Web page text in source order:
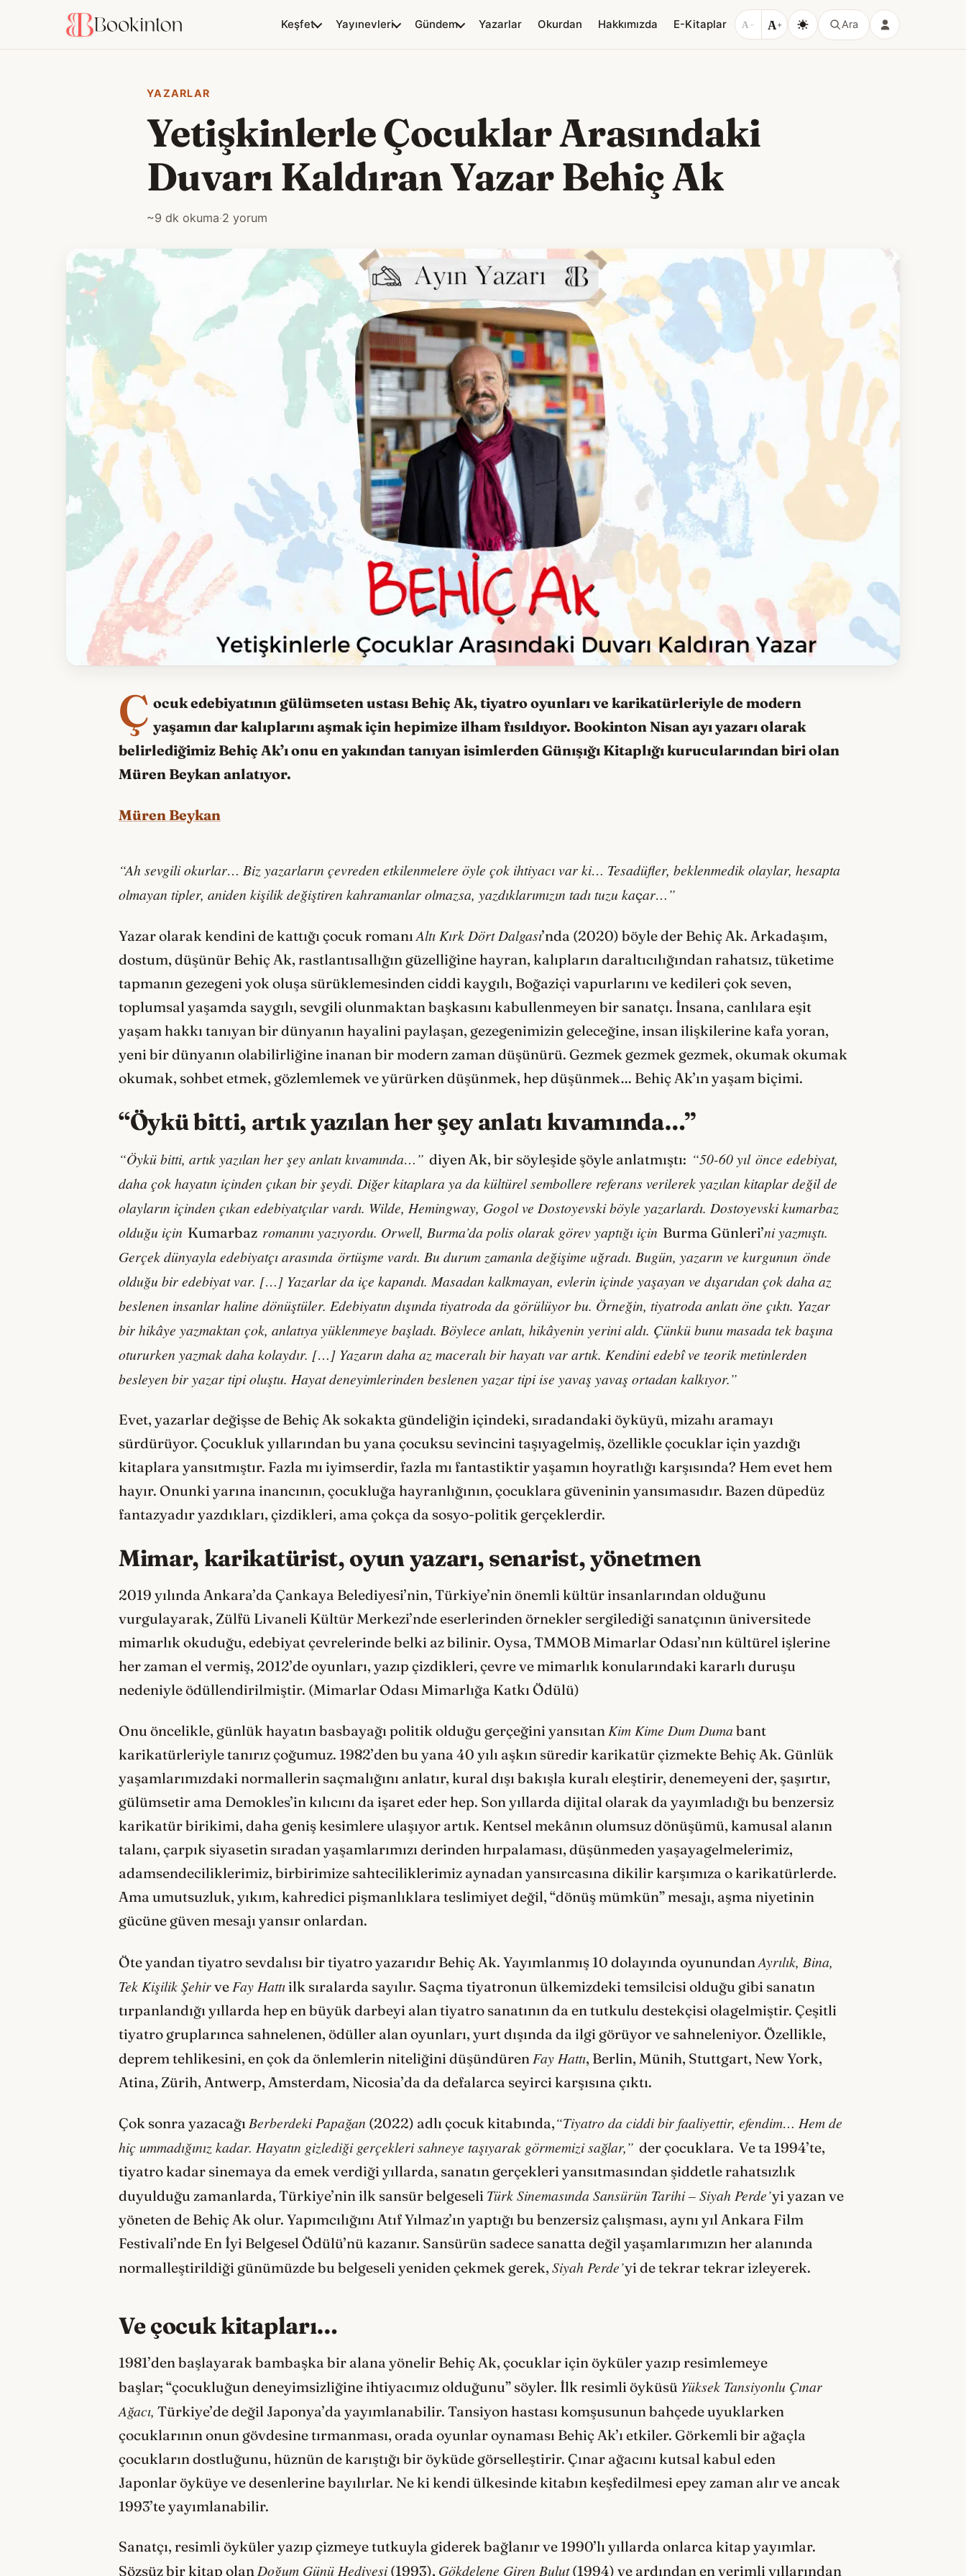
Keşfet Yayınevleri Gündem Yazarlar Okurdan Hakkımızda E-Kitaplar A − A+ Ara
YAZARLAR
Yetişkinlerle Çocuklar Arasındaki
Duvarı Kaldıran Yazar Behiç Ak
~9 dk okuma·2 yorum
Ç ocuk edebiyatının gülümseten ustası Behiç Ak, tiyatro oyunları ve karikatürleriyle de modern
yaşamın dar kalıplarını aşmak için hepimize ilham fısıldıyor. Bookinton Nisan ayı yazarı olarak
belirlediğimiz Behiç Ak’ı onu en yakından tanıyan isimlerden Günışığı Kitaplığı kurucularından biri olan
Müren Beykan anlatıyor.
Müren Beykan
“Ah sevgili okurlar… Biz yazarların çevreden etkilenmelere öyle çok ihtiyacı var ki… Tesadüfler, beklenmedik olaylar, hesapta
olmayan tipler, aniden kişilik değiştiren kahramanlar olmazsa, yazdıklarımızın tadı tuzu kaçar…”
Yazar olarak kendini de kattığı çocuk romanıAltı Kırk Dört Dalgası’nda (2020) böyle der Behiç Ak. Arkadaşım,
dostum, düşünür Behiç Ak, rastlantısallığın güzelliğine hayran, kalıpların daraltıcılığından rahatsız, tüketime
tapmanın gezegeni yok oluşa sürüklemesinden ciddi kaygılı, Boğaziçi vapurlarını ve kedileri çok seven,
toplumsal yaşamda saygılı, sevgili olunmaktan başkasını kabullenmeyen bir sanatçı. İnsana, canlılara eşit
yaşam hakkı tanıyan bir dünyanın hayalini paylaşan, gezegenimizin geleceğine, insan ilişkilerine kafa yoran,
yeni bir dünyanın olabilirliğine inanan bir modern zaman düşünürü. Gezmek gezmek gezmek, okumak okumak
okumak, sohbet etmek, gözlemlemek ve yürürken düşünmek, hep düşünmek… Behiç Ak’ın yaşam biçimi.
“Öykü bitti, artık yazılan her şey anlatı kıvamında…”
“Öykü bitti, artık yazılan her şey anlatı kıvamında…” diyen Ak, bir söyleşide şöyle anlatmıştı: “50-60 yıl önce edebiyat,
daha çok hayatın içinden çıkan bir şeydi. Diğer kitaplara ya da kültürel sembollere referans verilerek yazılan kitaplar değil de
olayların içinden çıkan edebiyatçılar vardı. Wilde, Hemingway, Gogol ve Dostoyevski böyle yazarlardı. Dostoyevski kumarbaz
olduğu için Kumarbaz romanını yazıyordu. Orwell, Burma’da polis olarak görev yaptığı için Burma Günleri’ni yazmıştı.
Gerçek dünyayla edebiyatçı arasında örtüşme vardı. Bu durum zamanla değişime uğradı. Bugün, yazarın ve kurgunun önde
olduğu bir edebiyat var. […] Yazarlar da içe kapandı. Masadan kalkmayan, evlerin içinde yaşayan ve dışarıdan çok daha az
beslenen insanlar haline dönüştüler. Edebiyatın dışında tiyatroda da görülüyor bu. Örneğin, tiyatroda anlatı öne çıktı. Yazar
bir hikâye yazmaktan çok, anlatıya yüklenmeye başladı. Böylece anlatı, hikâyenin yerini aldı. Çünkü bunu masada tek başına
otururken yazmak daha kolaydır. […] Yazarın daha az maceralı bir hayatı var artık. Kendini edebî ve teorik metinlerden
besleyen bir yazar tipi oluştu. Hayat deneyimlerinden beslenen yazar tipi ise yavaş yavaş ortadan kalkıyor.”
Evet, yazarlar değişse de Behiç Ak sokakta gündeliğin içindeki, sıradandaki öyküyü, mizahı aramayı
sürdürüyor. Çocukluk yıllarından bu yana çocuksu sevincini taşıyagelmiş, özellikle çocuklar için yazdığı
kitaplara yansıtmıştır. Fazla mı iyimserdir, fazla mı fantastiktir yaşamın hoyratlığı karşısında? Hem evet hem
hayır. Onunki yarına inancının, çocukluğa hayranlığının, çocuklara güveninin yansımasıdır. Bazen düpedüz
fantazyadır yazdıkları, çizdikleri, ama çokça da sosyo-politik gerçeklerdir.
Mimar, karikatürist, oyun yazarı, senarist, yönetmen
2019 yılında Ankara’da Çankaya Belediyesi’nin, Türkiye’nin önemli kültür insanlarından olduğunu
vurgulayarak, Zülfü Livaneli Kültür Merkezi’nde eserlerinden örnekler sergilediği sanatçının üniversitede
mimarlık okuduğu, edebiyat çevrelerinde belki az bilinir. Oysa, TMMOB Mimarlar Odası’nın kültürel işlerine
her zaman el vermiş, 2012’de oyunları, yazıp çizdikleri, çevre ve mimarlık konularındaki kararlı duruşu
nedeniyle ödüllendirilmiştir. (Mimarlar Odası Mimarlığa Katkı Ödülü)
Onu öncelikle, günlük hayatın basbayağı politik olduğu gerçeğini yansıtanKim Kime Dum Duma bant
karikatürleriyle tanırız çoğumuz. 1982’den bu yana 40 yılı aşkın süredir karikatür çizmekte Behiç Ak. Günlük
yaşamlarımızdaki normallerin saçmalığını anlatır, kural dışı bakışla kuralı eleştirir, denemeyeni der, şaşırtır,
gülümsetir ama Demokles’in kılıcını da işaret eder hep. Son yıllarda dijital olarak da yayımladığı bu benzersiz
karikatür birikimi, daha geniş kesimlere ulaşıyor artık. Kentsel mekânın olumsuz dönüşümü, kamusal alanın
talanı, çarpık siyasetin sıradan yaşamlarımızı derinden hırpalaması, düşünmeden yaşayagelmelerimiz,
adamsendeciliklerimiz, birbirimize sahteciliklerimiz aynadan yansırcasına dikilir karşımıza o karikatürlerde.
Ama umutsuzluk, yıkım, kahredici pişmanlıklara teslimiyet değil, “dönüş mümkün” mesajı, aşma niyetinin
gücüne güven mesajı yansır onlardan.
Öte yandan tiyatro sevdalısı bir tiyatro yazarıdır Behiç Ak. Yayımlanmış 10 dolayında oyunundanAyrılık, Bina,
Tek Kişilik Şehirve Fay Hattı ilk sıralarda sayılır. Saçma tiyatronun ülkemizdeki temsilcisi olduğu gibi sanatın
tırpanlandığı yıllarda hep en büyük darbeyi alan tiyatro sanatının da en tutkulu destekçisi olagelmiştir. Çeşitli
tiyatro gruplarınca sahnelenen, ödüller alan oyunları, yurt dışında da ilgi görüyor ve sahneleniyor. Özellikle,
deprem tehlikesini, en çok da önlemlerin niteliğini düşündüren Fay Hattı, Berlin, Münih, Stuttgart, New York,
Atina, Zürih, Antwerp, Amsterdam, Nicosia’da da defalarca seyirci karşısına çıktı.
Çok sonra yazacağı Berberdeki Papağan (2022) adlı çocuk kitabında,“Tiyatro da ciddi bir faaliyettir, efendim… Hem de
hiç ummadığınız kadar. Hayatın gizlediği gerçekleri sahneye taşıyarak görmemizi sağlar,” der çocuklara. Ve ta 1994’te,
tiyatro kadar sinemaya da emek verdiği yıllarda, sanatın gerçekleri yansıtmasından şiddetle rahatsızlık
duyulduğu zamanlarda, Türkiye’nin ilk sansür belgeseli Türk Sinemasında Sansürün Tarihi – Siyah Perde’yi yazan ve
yöneten de Behiç Ak olur. Yapımcılığını Atıf Yılmaz’ın yaptığı bu benzersiz çalışması, aynı yıl Ankara Film
Festivali’nde En İyi Belgesel Ödülü’nü kazanır. Sansürün sadece sanatta değil yaşamlarımızın her alanında
normalleştirildiği günümüzde bu belgeseli yeniden çekmek gerek, Siyah Perde’yi de tekrar tekrar izleyerek.
Ve çocuk kitapları…
1981’den başlayarak bambaşka bir alana yönelir Behiç Ak, çocuklar için öyküler yazıp resimlemeye
başlar; “çocukluğun deneyimsizliğine ihtiyacımız olduğunu” söyler. İlk resimli öyküsü Yüksek Tansiyonlu Çınar
Ağacı, Türkiye’de değil Japonya’da yayımlanabilir. Tansiyon hastası komşusunun bahçede uyuklarken
çocuklarının onun gövdesine tırmanması, orada oyunlar oynaması Behiç Ak’ı etkiler. Görkemli bir ağaçla
çocukların dostluğunu, hüznün de karıştığı bir öyküde görselleştirir. Çınar ağacını kutsal kabul eden
Japonlar öyküye ve desenlerine bayılırlar. Ne ki kendi ülkesinde kitabın keşfedilmesi epey zaman alır ve ancak
1993’te yayımlanabilir.
Sanatçı, resimli öyküler yazıp çizmeye tutkuyla giderek bağlanır ve 1990’lı yıllarda onlarca kitap yayımlar.
Sözsüz bir kitap olan Doğum Günü Hediyesi(1993), Gökdelene Giren Bulut(1994) ve ardından en verimli yıllarından